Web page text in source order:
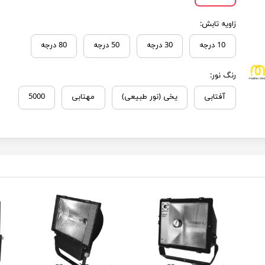
زاویه تابش:
10 درجه 30 درجه 50 درجه 80 درجه
رنگ نور:
آفتابی یخی (نور طبیعی) مهتابی 5000